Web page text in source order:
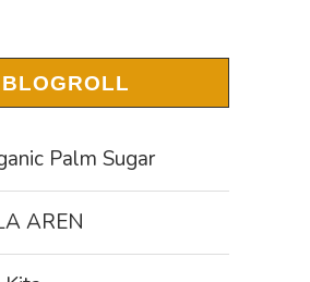
BLOGROLL
Palm Sugar
AREN